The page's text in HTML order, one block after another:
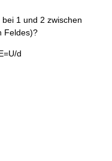
1 und 2 zwischen
Feldes)?
d